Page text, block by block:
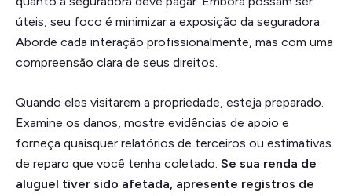
úteis, seu foco é minimizar a exposição da seguradora.
Aborde cada interação profissionalmente, mas com uma
compreensão clara de seus direitos.
Quando eles visitarem a propriedade, esteja preparado.
Examine os danos, mostre evidências de apoio e
forneça quaisquer relatórios de terceiros ou estimativas
de reparo que você tenha coletado. Se sua renda de
aluguel tiver sido afetada, apresente registros de